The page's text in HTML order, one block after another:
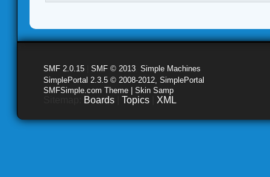
SMF 2.0.15 SMF © 2013 Simple Machines
SimplePortal 2.3.5 © 2008-2012, SimplePortal
SMFSimple.com Theme | Skin Samp
Boards Topics XML